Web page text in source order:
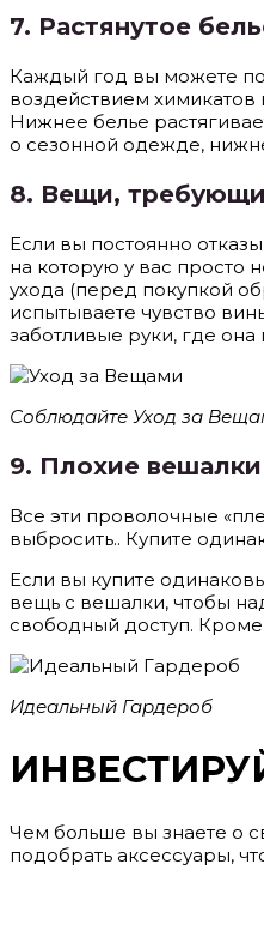
7. Растянутое
Каждый год вы можете
воздействием химикатов
Нижнее белье
о сезонной одежде,
8. Вещи,
Если вы постоянно
на которую у вас просто
ухода (перед покупкой
испытываете чувство
заботливые руки, где
Соблюдайте Уход за
9. Плохие вешалки
Все эти проволочные
выбросить.. Купите
Если вы купите
вещь с вешалки, чтобы
свободный доступ.
Идеальный Гардероб
Чем больше вы знаете о
подобрать аксессуары,